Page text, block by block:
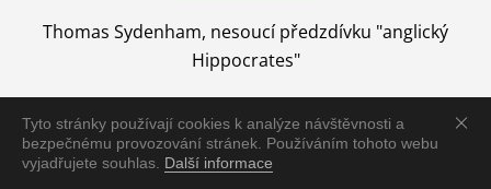
Tyto stránky používají cookies k analýze návštěvnosti a
bezpečnému provozování stránek. Používáním tohoto webu
vyjadřujete souhlas. Další informace
Thomas Sydenham, nesoucí předzdívku "anglický
Hippocrates"
Nemoc je vyléčena jen pomocí Přírody, neutralizací a